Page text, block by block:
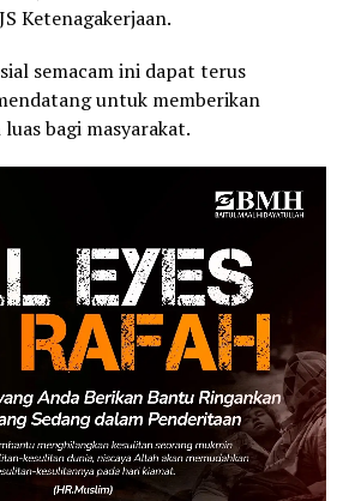
Ketenagakerjaan.
semacam ini dapat terus
untuk memberikan
bagi masyarakat.